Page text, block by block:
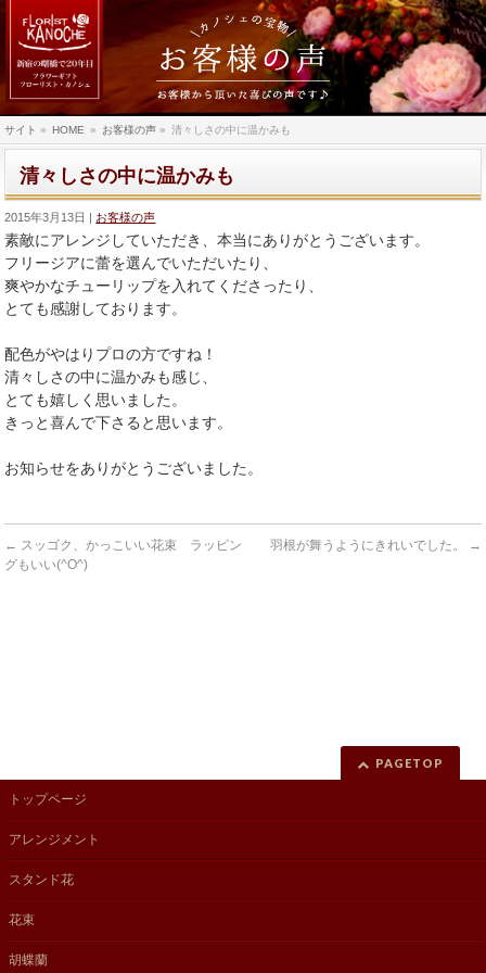
サイト » HOME » お客様の声 » 清々しさの中に温かみも
清々しさの中に温かみも
2015年3月13日 お客様の声
素敵にアレンジしていただき、本当にありがとうございます。
フリージアに蕾を選んでいただいたり、
爽やかなチューリップを入れてくださったり、
とても感謝しております。
配色がやはりプロの方ですね！
清々しさの中に温かみも感じ、
とても嬉しく思いました。
きっと喜んで下さると思います。
お知らせをありがとうございました。
← スッゴク、かっこいい花束 ラッピン
グもいい(^O^)
羽根が舞うようにきれいでした。 →
PAGETOP
トップページ
アレンジメント
スタンド花
花束
胡蝶蘭